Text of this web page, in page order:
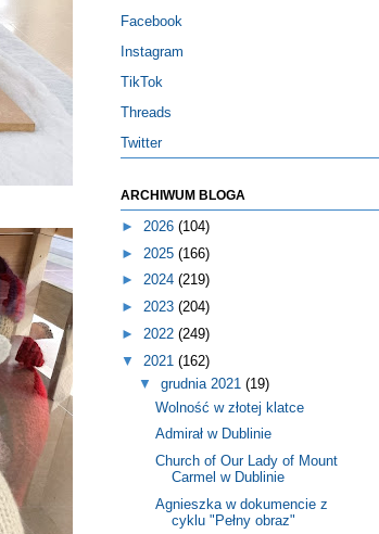
Facebook
Instagram
TikTok
Threads
Twitter
ARCHIWUM BLOGA
► 2026 (104)
► 2025 (166)
► 2024 (219)
► 2023 (204)
► 2022 (249)
▼ 2021 (162)
▼ grudnia 2021 (19)
Wolność w złotej klatce
Admirał w Dublinie
Church of Our Lady of Mount
Carmel w Dublinie
Agnieszka w dokumencie z
cyklu "Pełny obraz"